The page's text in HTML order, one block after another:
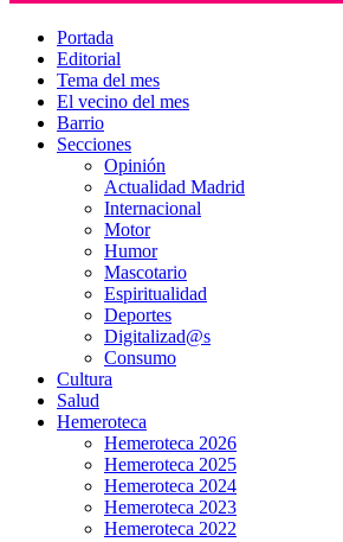
Portada
Editorial
Tema del mes
El vecino del mes
Barrio
Secciones
Opinión
Actualidad Madrid
Internacional
Motor
Humor
Mascotario
Espiritualidad
Deportes
Digitalizad@s
Consumo
Cultura
Salud
Hemeroteca
Hemeroteca 2026
Hemeroteca 2025
Hemeroteca 2024
Hemeroteca 2023
Hemeroteca 2022